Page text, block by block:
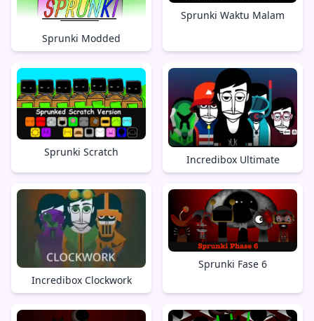
Sprunki Modded
Sprunki Waktu Malam
Sprunki Scratch
Incredibox Ultimate
Incredibox Clockwork
Sprunki Fase 6